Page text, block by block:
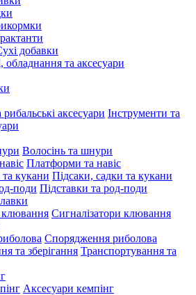
добавки
обладнання та аксесуари
Інструменти та
Волосінь та шнури
Платформи та навіс
Підсаки, садки та кукани
Підставки та род-поди
Сигналізатори клювання
Спорядження риболова
Транспортування та
Аксесуари кемпінг